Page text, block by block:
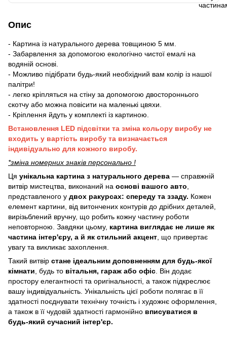
Опис
- Картина із натурального дерева товщиною 5 мм.
- Забарвлення за допомогою екологічно чистої емалі на
водяній основі.
- Можливо підібрати будь-який необхідний вам колір із нашої
палітри!
- легко кріпляться на стіну за допомогою двостороннього
скотчу або можна повісити на маленькі цвяхи.
- Кріплення йдуть у комплекті із картиною.
Встановлення LED підсвітки та зміна кольору виробу не
входить у вартість виробу та визначається
індивідуально для кожного виробу.
*зміна номерних знаків персонально !
Ця унікальна картина з натурального дерева — справжній
витвір мистецтва, виконаний на основі вашого авто
представленого у двох ракурсах: спереду та ззаду. Кожен
елемент картини, від витончених контурів до дрібних деталей,
вирізьблений вручну, що робить кожну частину роботи
неповторною. Завдяки цьому, картина виглядає не лише як
частина інтер'єру, а й як стильний акцент , що привертає
увагу та викликає захоплення.
Такий витвір стане ідеальним доповненням для будь-якої
кімнати , будь то вітальня, гараж або офіс . Він додає
простору елегантності та оригінальності, а також підкреслює
вашу індивідуальність. Унікальність цієї роботи полягає в її
здатності поєднувати технічну точність і художнє оформлення,
а також в її чудовій здатності гармонійно вписуватися в
будь-який сучасний інтер'єр.